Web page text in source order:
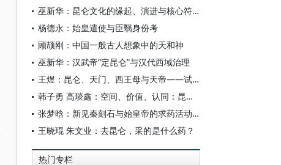
巫新华：昆仑文化的缘起、演进与核心符号：从宇宙认知到国家象征的阐释
杨德永：始皇遣使与臣翳身份考
顾颉刚：中国一般古人想象中的天和神
巫新华：汉武帝“定昆仑”与汉代西域治理
王煜：昆仑、天门、西王母与天帝——试论汉代的“西方信仰”
韩子勇 高琰鑫：空间、价值、认同：昆仑文化与国家文化公园的时空耦合及文化共生
张梦晗：新见秦刻石与始皇帝的求药活动——兼论秦人的天下观
王晓琨 朱文业：去昆仑，采的是什么药？
热门专栏